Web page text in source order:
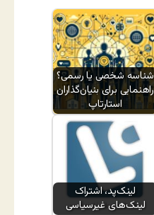
شناسه شخصی یا رسمی؟
راهنمایی برای بنیان‌گذاران
استارتاپ
لینک‌پد، اشتراک
لینک‌های غیرسیاسی